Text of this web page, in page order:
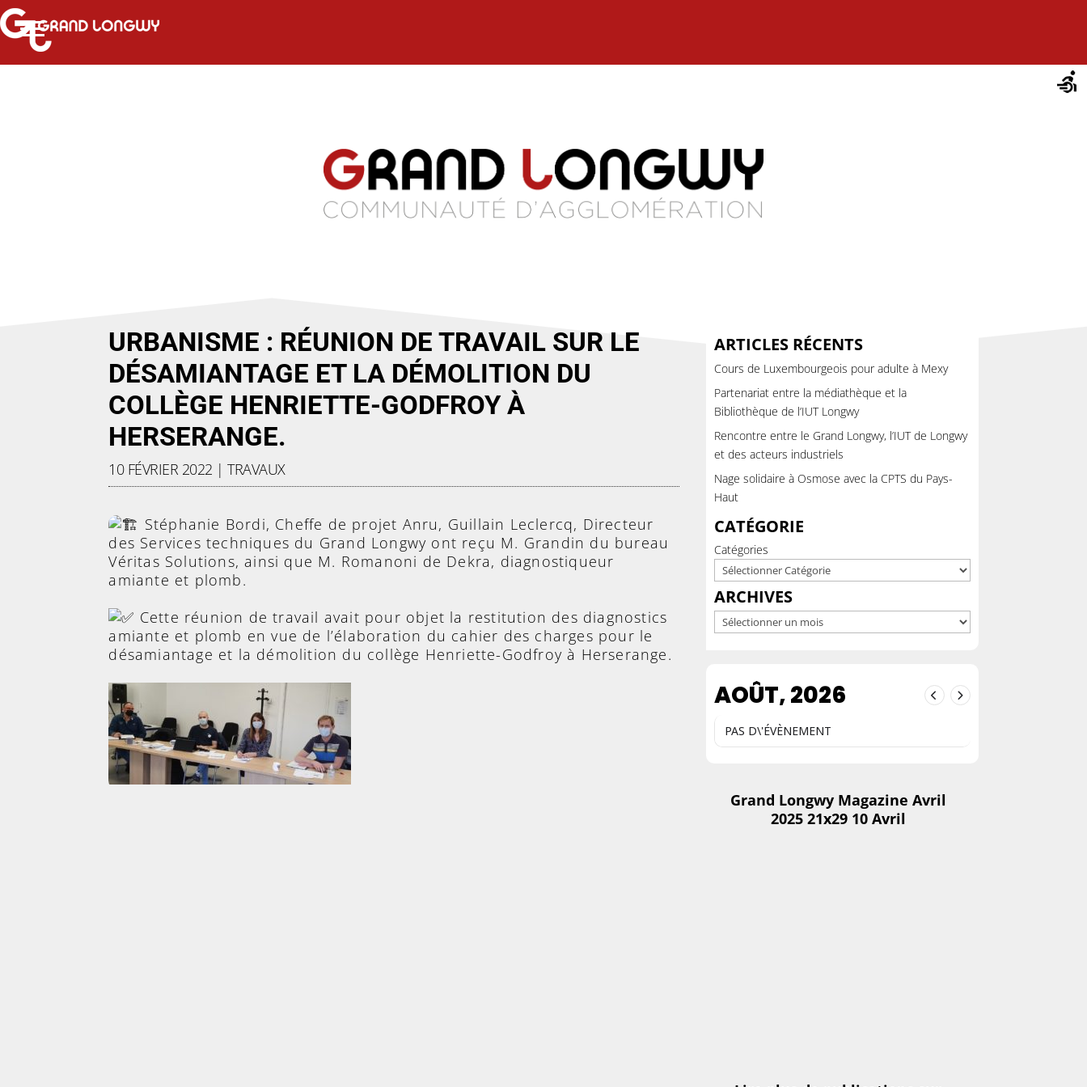
URBANISME : RÉUNION DE TRAVAIL SUR LE
DÉSAMIANTAGE ET LA DÉMOLITION DU
COLLÈGE HENRIETTE-GODFROY À
HERSERANGE.
10 FÉVRIER 2022 |TRAVAUX
Stéphanie Bordi, Cheffe de projet Anru, Guillain Leclercq, Directeur
des Services techniques du Grand Longwy ont reçu M. Grandin du bureau
Véritas Solutions, ainsi que M. Romanoni de Dekra, diagnostiqueur
amiante et plomb.
Cette réunion de travail avait pour objet la restitution des diagnostics
amiante et plomb en vue de l’élaboration du cahier des charges pour le
désamiantage et la démolition du collège Henriette-Godfroy à Herserange.
ARTICLES RÉCENTS
Cours de Luxembourgeois pour adulte à Mexy
Partenariat entre la médiathèque et la
Bibliothèque de l’IUT Longwy
Rencontre entre le Grand Longwy, l’IUT de Longwy
et des acteurs industriels
Nage solidaire à Osmose avec la CPTS du Pays-
Haut
CATÉGORIE
Catégories
ARCHIVES
Archives
AOÛT, 2026
PAS D\'ÉVÈNEMENT
Grand Longwy Magazine Avril
2025 21x29 10 Avril